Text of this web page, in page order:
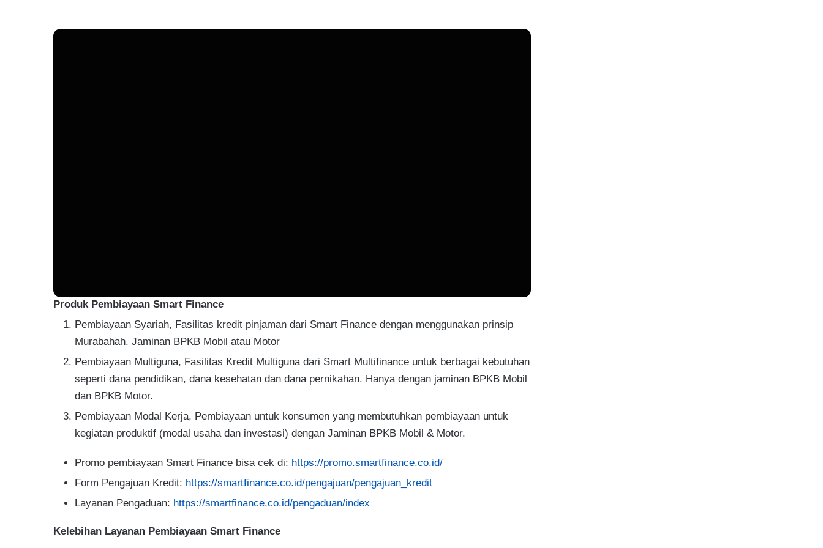
Produk Pembiayaan Smart Finance
Pembiayaan Syariah, Fasilitas kredit pinjaman dari Smart Finance dengan menggunakan prinsip
Murabahah. Jaminan BPKB Mobil atau Motor
Pembiayaan Multiguna, Fasilitas Kredit Multiguna dari Smart Multifinance untuk berbagai kebutuhan
seperti dana pendidikan, dana kesehatan dan dana pernikahan. Hanya dengan jaminan BPKB Mobil
dan BPKB Motor.
Pembiayaan Modal Kerja, Pembiayaan untuk konsumen yang membutuhkan pembiayaan untuk
kegiatan produktif (modal usaha dan investasi) dengan Jaminan BPKB Mobil & Motor.
Promo pembiayaan Smart Finance bisa cek di: https://promo.smartfinance.co.id/
Form Pengajuan Kredit: https://smartfinance.co.id/pengajuan/pengajuan_kredit
Layanan Pengaduan: https://smartfinance.co.id/pengaduan/index
Kelebihan Layanan Pembiayaan Smart Finance